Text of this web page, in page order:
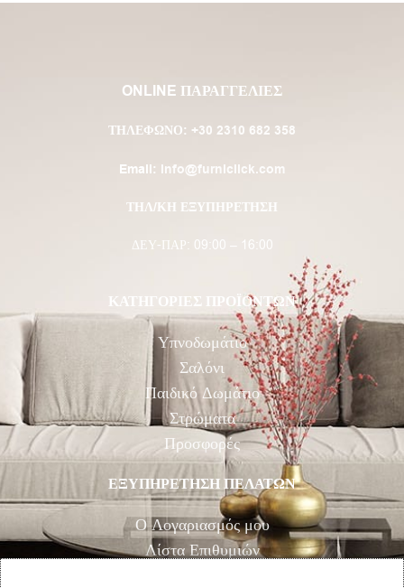
ONLINE ΠΑΡΑΓΓΕΛΙΕΣ
ΤΗΛΈΦΩΝΟ: +30 2310 682 358
Email: info@furniclick.com
ΤΗΛ/ΚΗ ΕΞΥΠΗΡΕΤΗΣΗ
ΔΕΥ-ΠΑΡ: 09:00 – 16:00
ΚΑΤΗΓΟΡΙΕΣ ΠΡΟΪΟΝΤΩΝ
Υπνοδωμάτιο
Σαλόνι
Παιδικό Δωμάτιο
Στρώματα
Προσφορές
ΕΞΥΠΗΡΕΤΗΣΗ ΠΕΛΑΤΩΝ
Ο Λογαριασμός μου
Λίστα Επιθυμιών